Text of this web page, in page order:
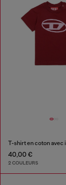
40,00 €
2 COULEURS